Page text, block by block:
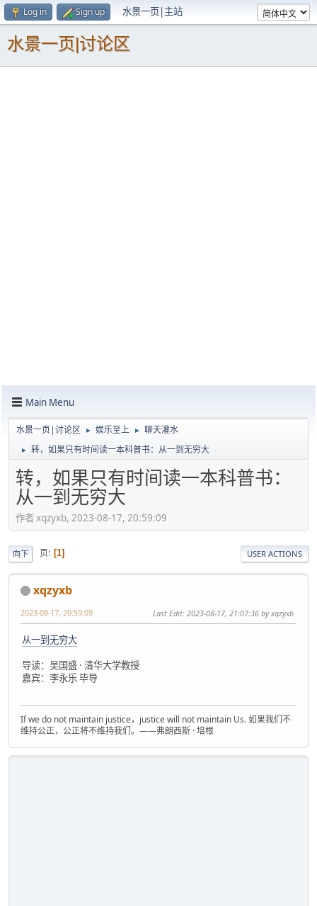
Log in Sign up 水景一页|主站
水景一页|讨论区
Main Menu
水景一页|讨论区 ► 娱乐至上 ► 聊天灌水
► 转，如果只有时间读一本科普书：从一到无穷大
转，如果只有时间读一本科普书：
从一到无穷大
作者 xqzyxb, 2023-08-17, 20:59:09
向下 页 1 USER ACTIONS
xqzyxb
2023-08-17, 20:59:09 Last Edit: 2023-08-17, 21:07:36 by xqzyxb
从一到无穷大
导读：吴国盛 · 清华大学教授
嘉宾：李永乐 毕导
If we do not maintain justice，justice will not maintain Us. 如果我们不
维持公正，公正将不维持我们。——弗朗西斯 · 培根